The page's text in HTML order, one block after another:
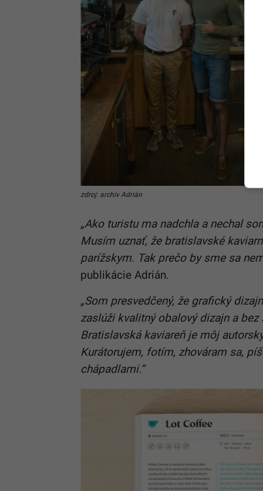
zdroj: archív Adrián
„Ako turistu ma nadchla a nechal
Musím uznať, že bratislavské
parížskym. Tak prečo by sme sa
publikácie Adrián.
„Som presvedčený, že grafický
zaslúži kvalitný obalový dizajn a
Bratislavská kaviareň je môj
Kurátorujem, fotím, zhováram sa,
chápadlami.“